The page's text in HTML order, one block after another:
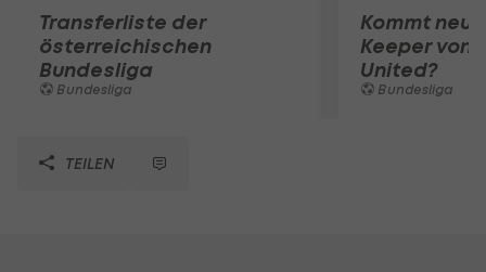
Transferliste der
österreichischen
Bundesliga
Bundesliga
Kommt
Keeper von
United?
Bundesliga
TEILEN